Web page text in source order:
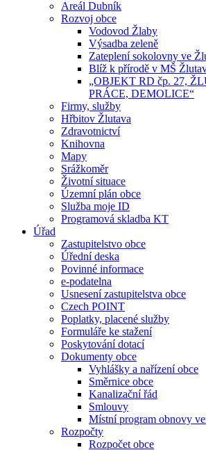
Areál Dubník
Rozvoj obce
Vodovod Žlaby
Výsadba zeleně
Zateplení sokolovny ve
Blíž k přírodě v MŠ
„OBJEKT RD čp. 27,
PRÁCE, DEMOLICE“
Firmy, služby
Hřbitov Žlutava
Zdravotnictví
Knihovna
Mapy
Srážkoměr
Životní situace
Územní plán obce
Služba moje ID
Programová skladba KT
Úřad
Zastupitelstvo obce
Úřední deska
Povinné informace
e-podatelna
Usnesení zastupitelstva obce
Czech POINT
Poplatky, placené služby
Formuláře ke stažení
Poskytování dotací
Dokumenty obce
Vyhlášky a nařízení obce
Směrnice obce
Kanalizační řád
Smlouvy
Místní program obnovy
Rozpočty
Rozpočet obce